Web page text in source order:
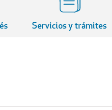
Servicios y trámites